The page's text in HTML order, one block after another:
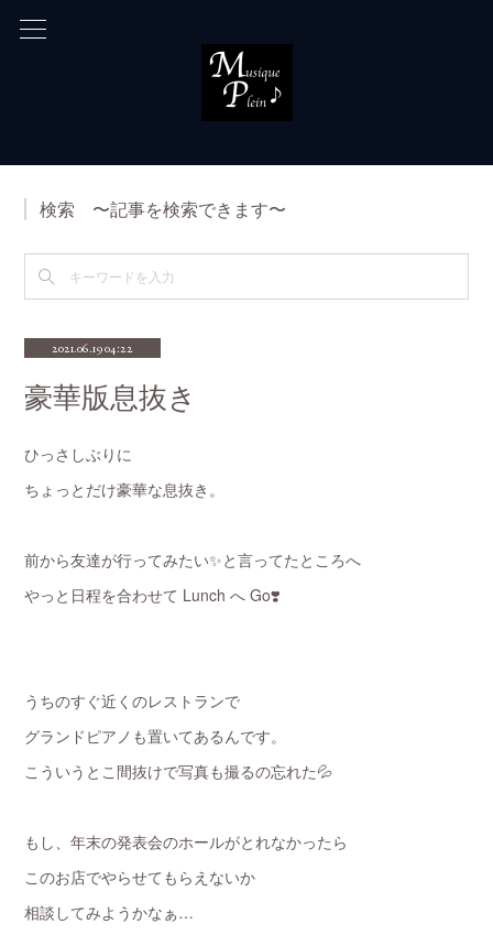
検索 〜記事を検索できます〜
2021.06.19 04:22
豪華版息抜き
ひっさしぶりに
ちょっとだけ豪華な息抜き。
前から友達が行ってみたい✨と言ってたところへ
やっと日程を合わせて Lunch へ Go❣️
うちのすぐ近くのレストランで
グランドピアノも置いてあるんです。
こういうとこ間抜けで写真も撮るの忘れた💦
もし、年末の発表会のホールがとれなかったら
このお店でやらせてもらえないか
相談してみようかなぁ…